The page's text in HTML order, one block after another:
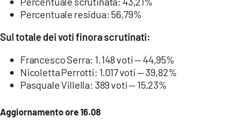
Percentuale residua: 56,79%
Sul totale dei voti finora scrutinati:
Francesco Serra: 1.148 voti — 44,95%
Nicoletta Perrotti: 1.017 voti — 39,82%
Pasquale Villella: 389 voti — 15,23%
Aggiornamento ore 16.08